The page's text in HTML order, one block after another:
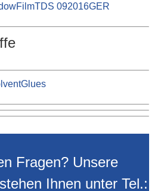
092016GER
Fragen? Unsere
Ihnen unter Tel.: